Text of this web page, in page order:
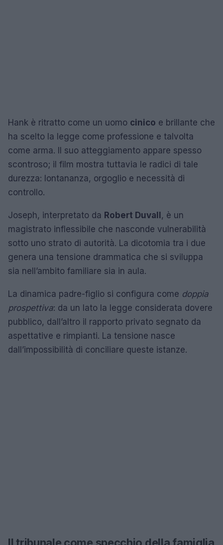
Hank è ritratto come un uomo cinico e brillante che
ha scelto la legge come professione e talvolta
come arma. Il suo atteggiamento appare spesso
scontroso; il film mostra tuttavia le radici di tale
durezza: lontananza, orgoglio e necessità di
controllo.
Joseph, interpretato da Robert Duvall, è un
magistrato inflessibile che nasconde vulnerabilità
sotto uno strato di autorità. La dicotomia tra i due
genera una tensione drammatica che si sviluppa
sia nell’ambito familiare sia in aula.
La dinamica padre-figlio si configura come doppia
prospettiva: da un lato la legge considerata dovere
pubblico, dall’altro il rapporto privato segnato da
aspettative e rimpianti. La tensione nasce
dall’impossibilità di conciliare queste istanze.
Il tribunale come specchio della famiglia